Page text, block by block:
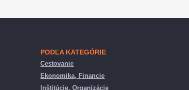
PODĽA KATEGÓRIE
Cestovanie
Ekonomika, Financie
Inštitúcie, Organizácie